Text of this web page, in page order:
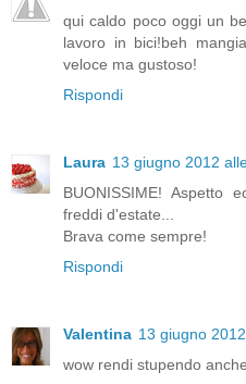
qui caldo poco oggi un
lavoro in bici!beh
veloce ma gustoso!
Rispondi
Laura 13 giugno 2012
BUONISSIME! Aspetto
freddi d'estate...
Brava come sempre!
Rispondi
Valentina 13 giugno
wow rendi stupendo